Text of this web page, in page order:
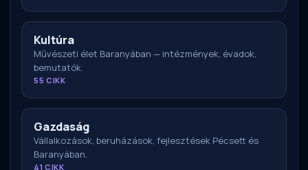
Kultúra
Művészeti élet Baranyában — intézmények, évadok,
bemutatók.
55 CIKK
Gazdaság
Vállalkozások, beruházások, fejlesztések Pécsett és
Baranyában.
41 CIKK